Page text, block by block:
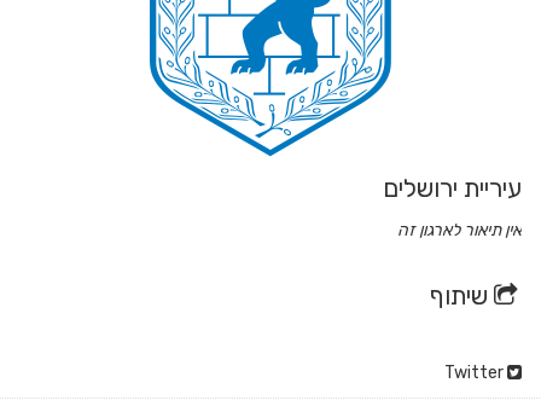
ירושלים
לארגון זה